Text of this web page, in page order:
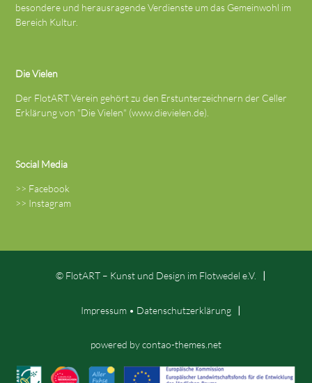
besondere und herausragende Verdienste um das Gemeinwohl im
Bereich Kultur.
Die Vielen
Der FlotART Verein gehört zu den Erstunterzeichnern der Celler
Erklärung von "Die Vielen" (www.dievielen.de).
Social Media
>> Facebook
>> Instagram
© FlotART – Kunst und Design im Flotwedel e.V.
Impressum • Datenschutz­erklärung
powered bycontao-themes.net